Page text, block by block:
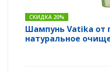
СКИДКА 20%
Шампунь Vatika от
натуральное